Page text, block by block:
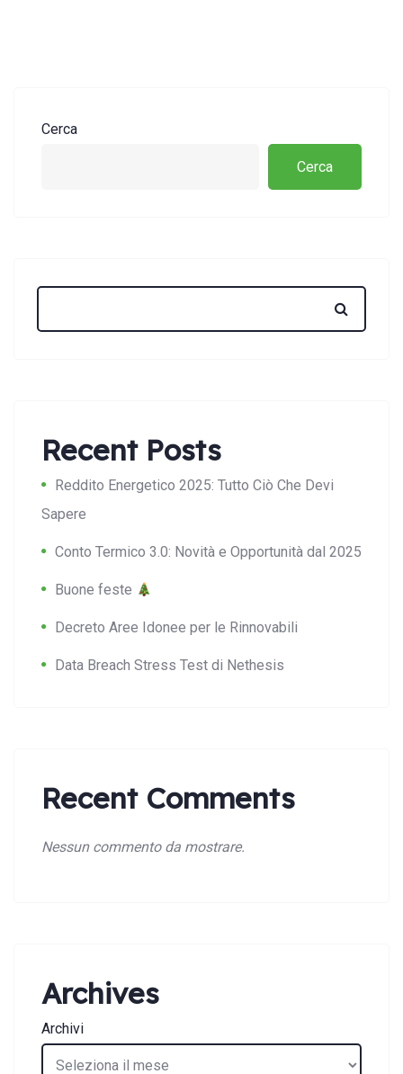
Cerca
Cerca
Recent Posts
Reddito Energetico 2025: Tutto Ciò Che Devi
Sapere
Conto Termico 3.0: Novità e Opportunità dal 2025
Buone feste
Decreto Aree Idonee per le Rinnovabili
Data Breach Stress Test di Nethesis
Recent Comments
Nessun commento da mostrare.
Archives
Archivi